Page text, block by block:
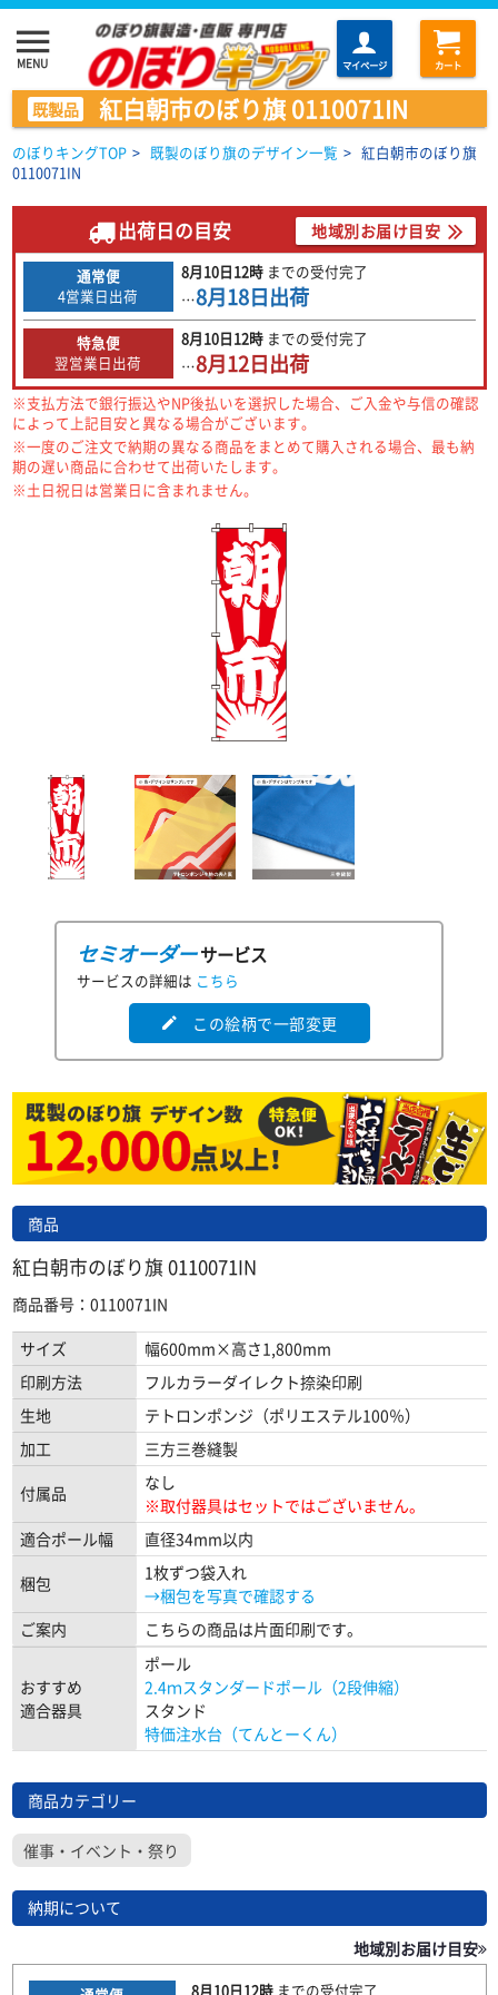
menu
MENU マイページ カート
既製品 紅白朝市のぼり旗 0110071IN
のぼりキングTOP > 既製のぼり旗のデザイン一覧 > 紅白朝市のぼり旗
0110071IN
出荷日の目安 地域別お届け目安
通常便
4営業日出荷
8月10日12時 までの受付完了
…8月18日出荷
特急便
翌営業日出荷
8月10日12時 までの受付完了
…8月12日出荷
※支払方法で銀行振込やNP後払いを選択した場合、ご入金や与信の確認
によって上記目安と異なる場合がございます。
※一度のご注文で納期の異なる商品をまとめて購入される場合、最も納
期の遅い商品に合わせて出荷いたします。
※土日祝日は営業日に含まれません。
セミオーダーサービス
サービスの詳細は こちら
edit この絵柄で一部変更
商品
紅白朝市のぼり旗 0110071IN
商品番号：0110071IN
サイズ
幅600mm×高さ1,800mm
印刷方法
フルカラーダイレクト捺染印刷
生地
テトロンポンジ（ポリエステル100％）
加工
三方三巻縫製
付属品
なし
※取付器具はセットではございません。
適合ポール幅
直径34mm以内
梱包
1枚ずつ袋入れ
→梱包を写真で確認する
ご案内
こちらの商品は片面印刷です。
おすすめ
適合器具
ポール
2.4ｍスタンダードポール（2段伸縮）
スタンド
特価注水台（てんとーくん）
商品カテゴリー
催事・イベント・祭り
納期について
地域別お届け目安
8月10日12時までの受付完了